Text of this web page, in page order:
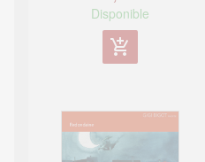
Disponible
add_shopping_cart